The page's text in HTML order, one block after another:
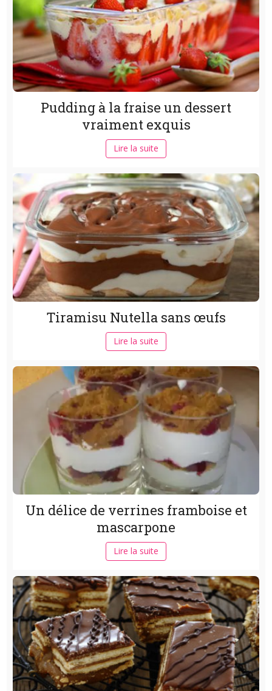
Pudding à la fraise un dessert
vraiment exquis
Lire la suite
Tiramisu Nutella sans œufs
Lire la suite
Un délice de verrines framboise et
mascarpone
Lire la suite